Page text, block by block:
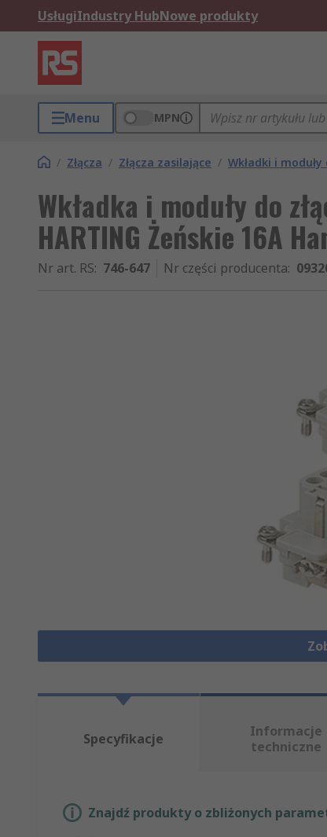
UsługiIndustry HubNowe produkty
Menu MPN
/ Złącza / Złącza zasilające / Wkładki i
Wkładka i moduły do
HARTING Żeńskie 16A
Nr art. RS: 746-647 Nr części producenta:
Specyfikacje
Informacje
techniczne
Znajdź produkty o zbliżonych